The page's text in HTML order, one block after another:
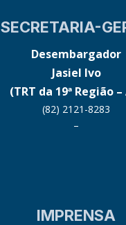
SECRETARIA-
Desembargador
Jasiel Ivo
(TRT da 19ª Região –
(82) 2121-8283
–
IMPRENSA